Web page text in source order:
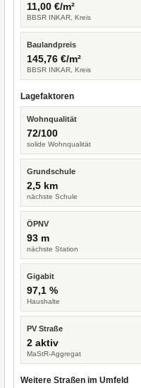
11,00 €/m²
BBSR INKAR, Kreis
Baulandpreis
145,76 €/m²
BBSR INKAR, Kreis
Lagefaktoren
Wohnqualität
72/100
solide Wohnqualität
Grundschule
2,5 km
nächste Schule
ÖPNV
93 m
nächste Station
Gigabit
97,1 %
Haushalte
PV Straße
2 aktiv
MaStR-Aggregat
Weitere Straßen im Umfeld